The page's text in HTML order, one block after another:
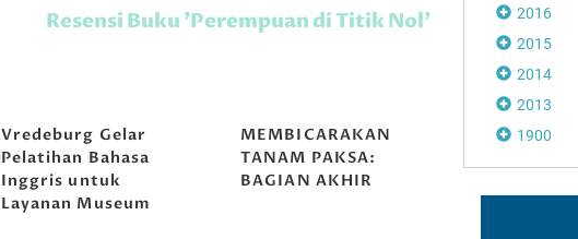
Resensi Buku 'Perempuan di Titik Nol'
MEMBICARAKAN
TANAM PAKSA:
BAGIAN AKHIR
MEMBICARAKAN
TANAM PAKSA
(Part 2)
2016
2015
2014
2013
1900